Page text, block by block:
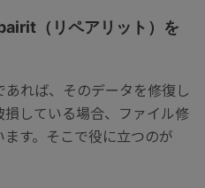
（リペアリット）を
れば、そのデータを修復し
している場合、ファイル修
す。そこで役に立つのが